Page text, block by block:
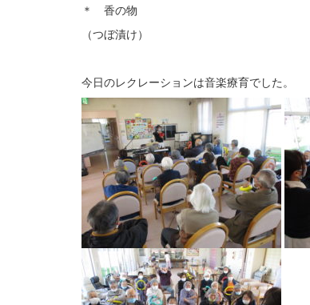
＊ 香の物
（つぼ漬け）
今日のレクレーションは音楽療育でした。